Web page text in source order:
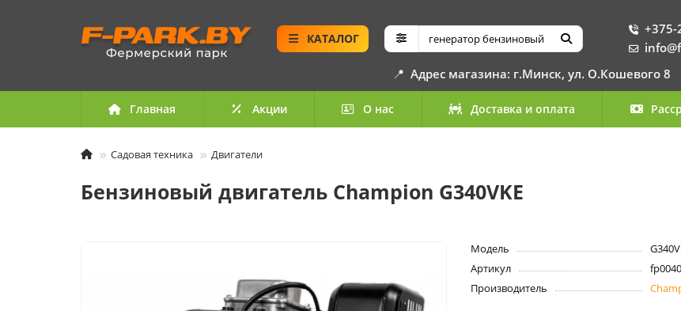
КАТАЛОГ
+375-
📍 Адрес магазина: г.Минск, ул. О.Кошевого 8
Главная Акции О нас Доставка и оплата
Садовая техника Двигатели
Бензиновый двигатель Champion G340VKE
Модель
Артикул
Производитель